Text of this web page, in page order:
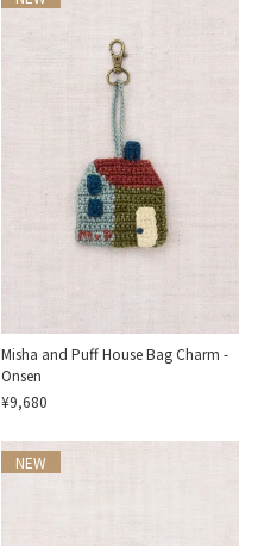
Misha and Puff House Bag Charm -
Onsen
¥9,680
NEW